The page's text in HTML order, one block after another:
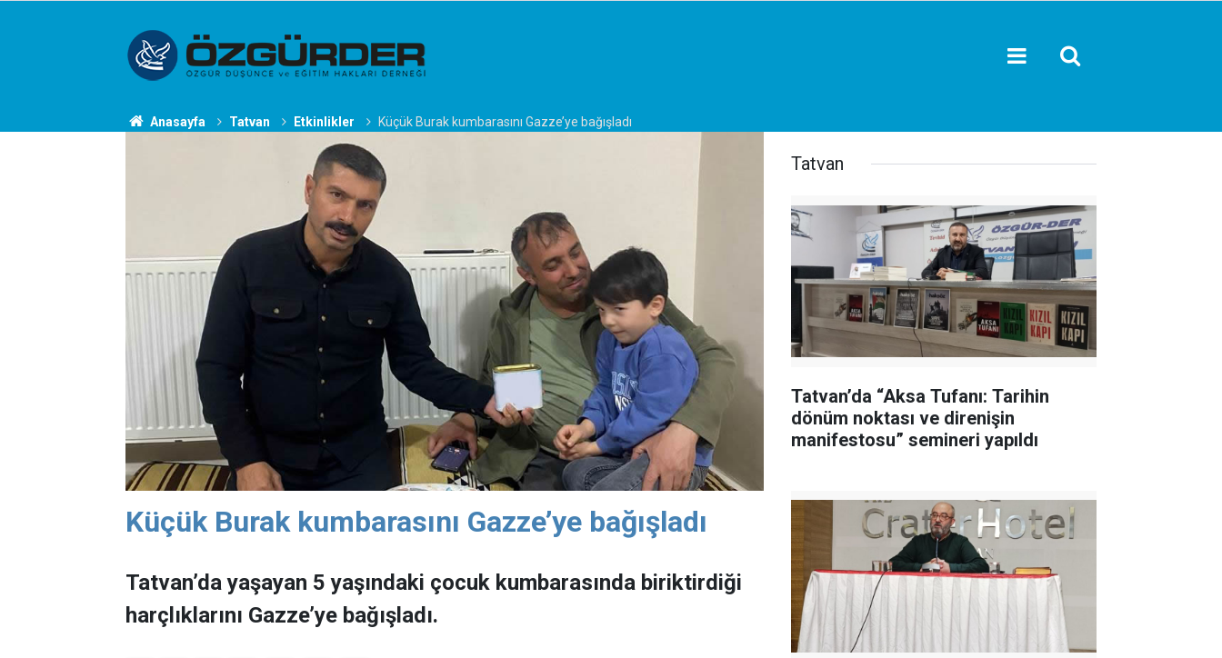
Anasayfa Tatvan Etkinlikler Küçük Burak kumbarasını Gazze’ye bağışladı
Küçük Burak kumbarasını Gazze’ye bağışladı
​​​​​​​Tatvan’da yaşayan 5 yaşındaki çocuk kumbarasında biriktirdiği
harçlıklarını Gazze’ye bağışladı.
Tatvan
Tatvan’da “Aksa Tufanı: Tarihin
dönüm noktası ve direnişin
manifestosu” semineri yapıldı